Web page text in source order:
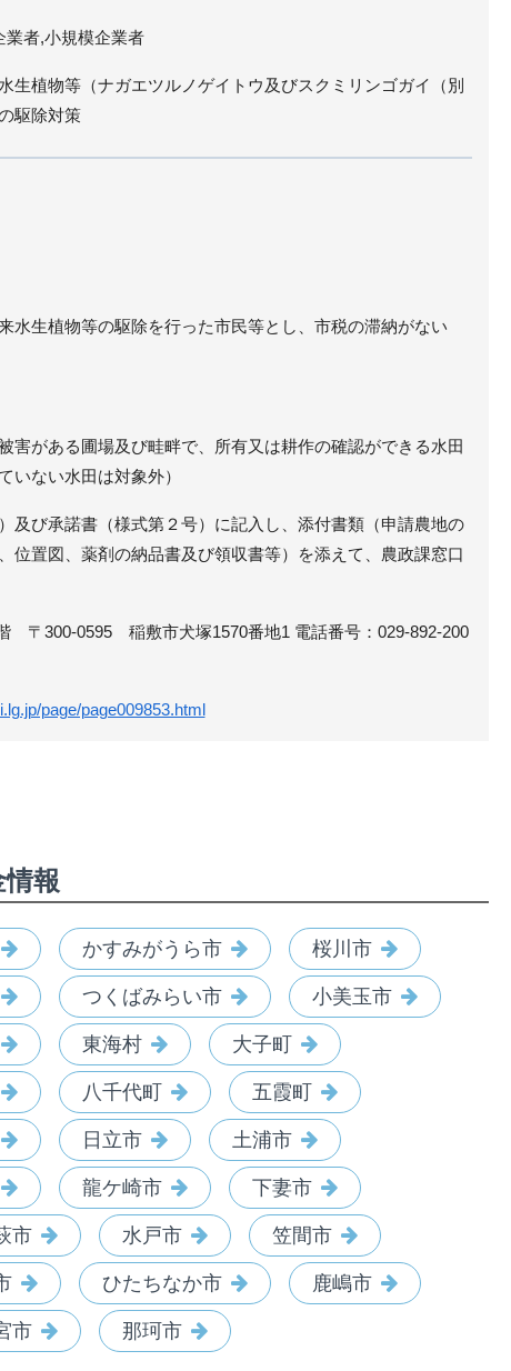
業者,小規模企業者
生植物等（ナガエツルノゲイトウ及びスクミリンゴガイ（別
駆除対策
水生植物等の駆除を行った市民等とし、市税の滞納がない
害がある圃場及び畦畔で、所有又は耕作の確認ができる水田
いない水田は対象外）
及び承諾書（様式第２号）に記入し、添付書類（申請農地の
位置図、薬剤の納品書及び領収書等）を添えて、農政課窓口
〒300-0595 稲敷市犬塚1570番地1 電話番号：029-892-200
page/page009853.html
報
かすみがうら市 桜川市
つくばみらい市 小美玉市
東海村 大子町
八千代町 五霞町
日立市 土浦市
龍ケ崎市 下妻市
市 水戸市 笠間市
ひたちなか市 鹿嶋市
市 那珂市